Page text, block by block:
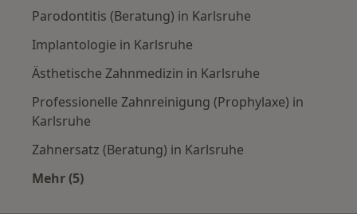
Parodontitis (Beratung) in Karlsruhe
Implantologie in Karlsruhe
Ästhetische Zahnmedizin in Karlsruhe
Professionelle Zahnreinigung (Prophylaxe) in
Karlsruhe
Zahnersatz (Beratung) in Karlsruhe
Mehr (5)